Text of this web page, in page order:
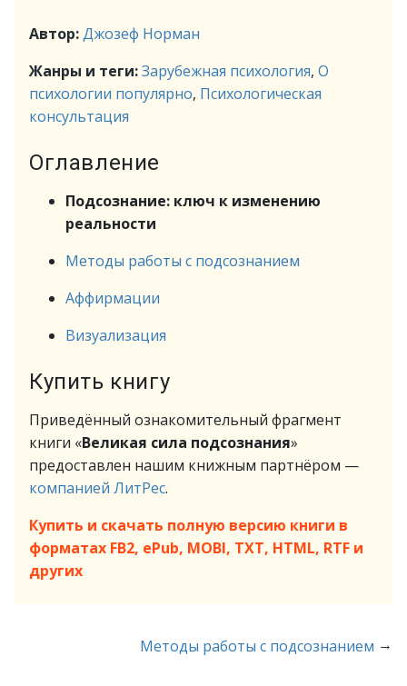
Автор:Джозеф Норман
Жанры и теги:Зарубежная психология, О
психологии популярно, Психологическая
консультация
Оглавление
Подсознание: ключ к изменению
реальности
Методы работы с подсознанием
Аффирмации
Визуализация
Купить книгу
Приведённый ознакомительный фрагмент
книги «Великая сила подсознания»
предоставлен нашим книжным партнёром —
компанией ЛитРес.
Купить и скачать полную версию книги в
форматах FB2, ePub, MOBI, TXT, HTML, RTF и
других
Методы работы с подсознанием →